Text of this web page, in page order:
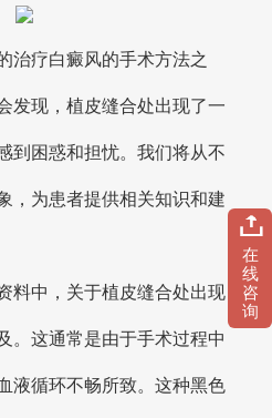
疗白癜风的手术方法之
发现，植皮缝合处出现了一
到困惑和担忧。我们将从不
，为患者提供相关知识和建
中，关于植皮缝合处出现
。这通常是由于手术过程中
液循环不畅所致。这种黑色
在
线
咨
询